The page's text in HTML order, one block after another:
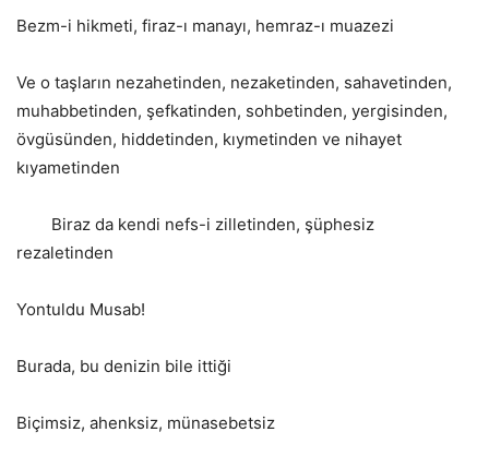
Bezm-i hikmeti, firaz-ı manayı, hemraz-ı muazezi
Ve o taşların nezahetinden, nezaketinden, sahavetinden,
muhabbetinden, şefkatinden, sohbetinden, yergisinden,
övgüsünden, hiddetinden, kıymetinden ve nihayet
kıyametinden
Biraz da kendi nefs-i zilletinden, şüphesiz
rezaletinden
Yontuldu Musab!
Burada, bu denizin bile ittiği
Biçimsiz, ahenksiz, münasebetsiz